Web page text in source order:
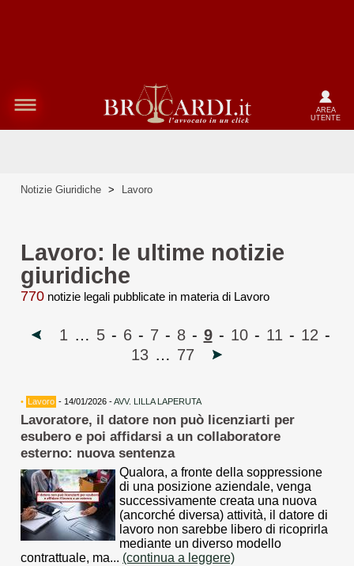
AREA
UTENTE
Notizie Giuridiche > Lavoro
Lavoro: le ultime notizie
giuridiche
770 notizie legali pubblicate in materia di Lavoro
1 … 5 - 6 - 7 - 8 - 9 - 10 - 11 - 12 -
13 … 77
• Lavoro - 14/01/2026 -AVV. LILLA LAPERUTA
Lavoratore, il datore non può licenziarti per
esubero e poi affidarsi a un collaboratore
esterno: nuova sentenza
Qualora, a fronte della soppressione
di una posizione aziendale, venga
successivamente creata una nuova
(ancorché diversa) attività, il datore di
lavoro non sarebbe libero di ricoprirla
mediante un diverso modello
contrattuale, ma... (continua a leggere)